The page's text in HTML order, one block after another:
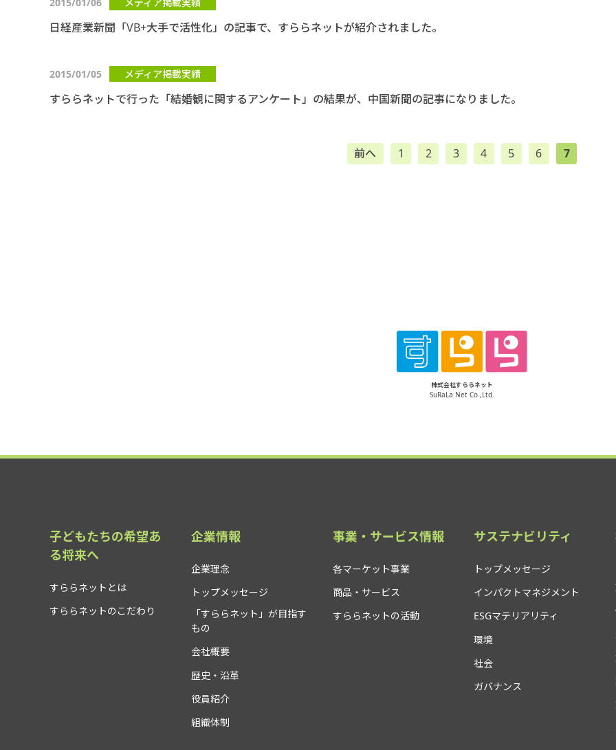
日経産業新聞「VB+大手で活性化」の記事で、すららネットが紹介されました。
2015/01/05 メディア掲載実績
すららネットで行った「結婚観に関するアンケート」の結果が、中国新聞の記事になりました。
前へ 1 2 3 4 5 6 7
株式会社すららネット
SuRaLa Net Co.,Ltd.
子どもたちの希望あ
る将来へ
すららネットとは
すららネットのこだわり
企業情報
企業理念
トップメッセージ
「すららネット」が目指す
もの
会社概要
歴史・沿革
役員紹介
組織体制
事業・サービス情報
各マーケット事業
商品・サービス
すららネットの活動
サステナビリティ
トップメッセージ
インパクトマネジメント
ESGマテリアリティ
環境
社会
ガバナンス